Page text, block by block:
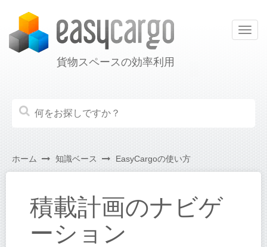
貨物スペースの効率利用
ホーム 知識ベース EasyCargoの使い方
積載計画のナビゲ
ーション